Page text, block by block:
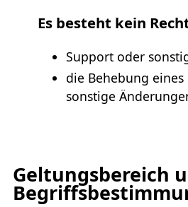
Es besteht kein
Support oder
die Behebung
sonstige
Geltungsbereich